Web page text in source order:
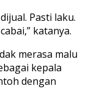
Pasti laku.
katanya.
merasa malu
kepala
dengan